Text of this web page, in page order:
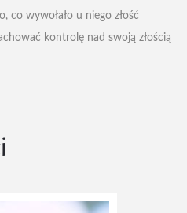
co wywołało u niego złość
kontrolę nad swoją złością